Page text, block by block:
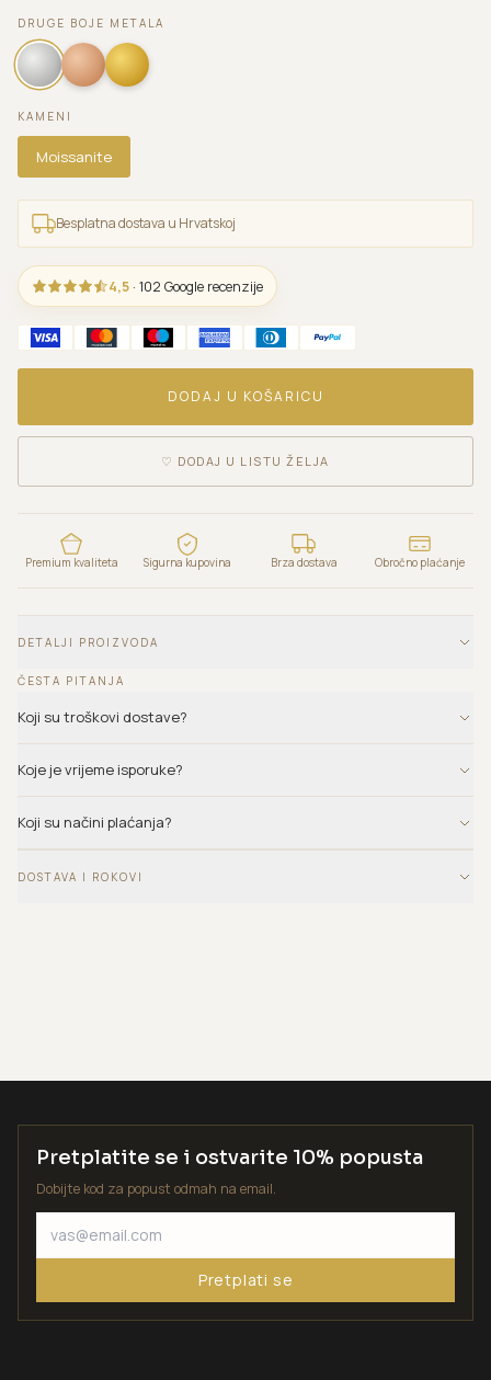
DRUGE BOJE METALA
KAMENI
Moissanite
Besplatna dostava u Hrvatskoj
4,5 · 102 Google recenzije
DODAJ U KOŠARICU
♡ DODAJ U LISTU ŽELJA
Premium kvaliteta Sigurna kupovina Brza dostava Obročno plaćanje
DETALJI PROIZVODA
ČESTA PITANJA
Koji su troškovi dostave?
Koje je vrijeme isporuke?
Koji su načini plaćanja?
DOSTAVA I ROKOVI
Pretplatite se i ostvarite 10% popusta
Dobijte kod za popust odmah na email.
Pretplati se